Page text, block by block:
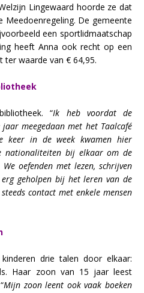
Lingewaard hoorde ze dat
Meedoenregeling. De gemeente
een sportlidmaatschap
heeft Anna ook recht op een
ter waarde van € 64,95.
“Ik heb voordat de
meegedaan met het Taalcafé
keer in de week kwamen hier
nationaliteiten bij elkaar om de
oefenden met lezen, schrijven
geholpen bij het leren van de
contact met enkele mensen
drie talen door elkaar:
Haar zoon van 15 jaar leest
Mijn zoon leent ook vaak boeken